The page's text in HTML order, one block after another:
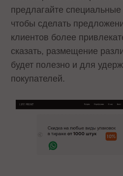
предлагайте специальные
чтобы сделать
клиентов более
сказать, размещение
будет полезно и для
покупателей.